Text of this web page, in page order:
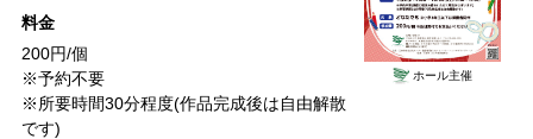
ホール主催
料金
200円/個
※予約不要
※所要時間30分程度(作品完成後は自由解散
です)